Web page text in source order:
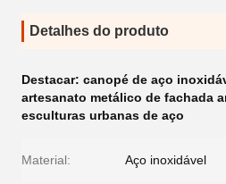
Detalhes do produto
Destacar: canopé de aço
artesanato metálico de fachada
esculturas urbanas de aço
Material: Aço inoxidável